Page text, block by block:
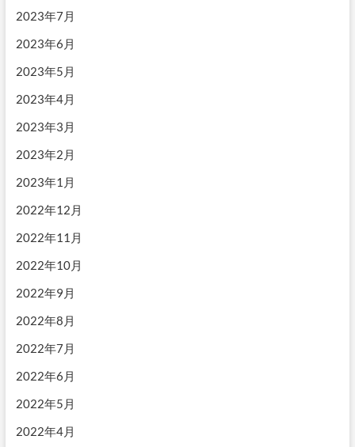
2023年7月
2023年6月
2023年5月
2023年4月
2023年3月
2023年2月
2023年1月
2022年12月
2022年11月
2022年10月
2022年9月
2022年8月
2022年7月
2022年6月
2022年5月
2022年4月